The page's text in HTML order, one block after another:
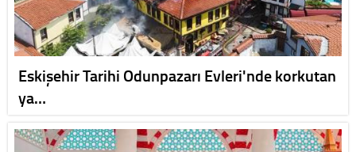
Eskişehir Tarihi Odunpazarı Evleri'nde korkutan
ya…